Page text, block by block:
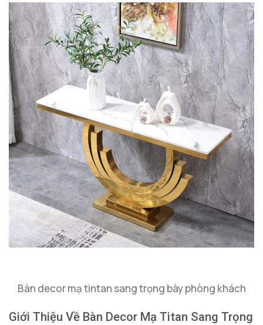
Bàn decor mạ tintan sang trọng bày phòng khách
Giới Thiệu Về Bàn Decor Mạ Titan Sang Trọng